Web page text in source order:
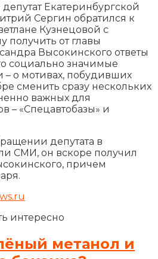
Екатеринбургской
Сергин обратился к
Кузнецовой с
получить от главы
Высокинского ответы
социально значимые
– о мотивах, побудивших
сменить сразу нескольких
важных для
– «Спецавтобазы» и
депутата в
СМИ, он вскоре получил
причем
интересно
метанол и